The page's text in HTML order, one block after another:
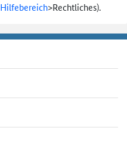
Hilfebereich>Rechtliches).